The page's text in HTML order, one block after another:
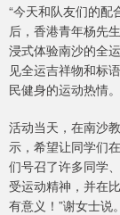
“今天和队友们的配
后，香港青年杨先
浸式体验南沙的全
见全运吉祥物和标
民健身的运动热情
活动当天，在南沙
示，希望让同学们
们号召了许多同学
受运动精神，并在
有意义！”谢女士说。